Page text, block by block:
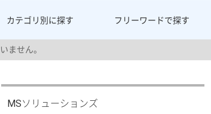
カテゴリ別に探す フリーワードで探す
ません。
MSソリューションズ